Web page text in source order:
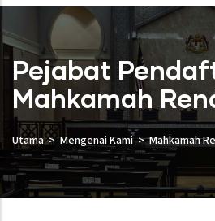
Pejabat
Mahkamah
Utama Mengenai Kami Mahkamah